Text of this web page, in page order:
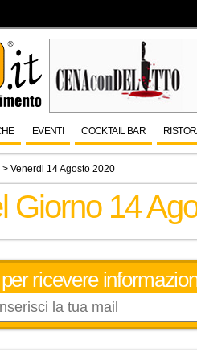
EVENTI COCKTAIL BAR
> Venerdi 14 Agosto 2020
Giorno 14
ricevere